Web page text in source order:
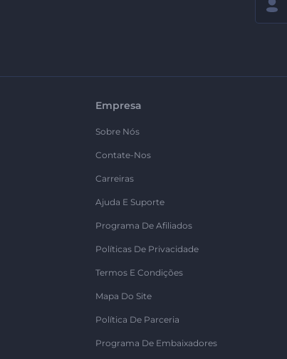
Empresa
Sobre Nós
Contate-Nos
Carreiras
Ajuda E Suporte
Programa De Afiliados
Políticas De Privacidade
Termos E Condições
Mapa Do Site
Política De Parceria
Programa De Embaixadores